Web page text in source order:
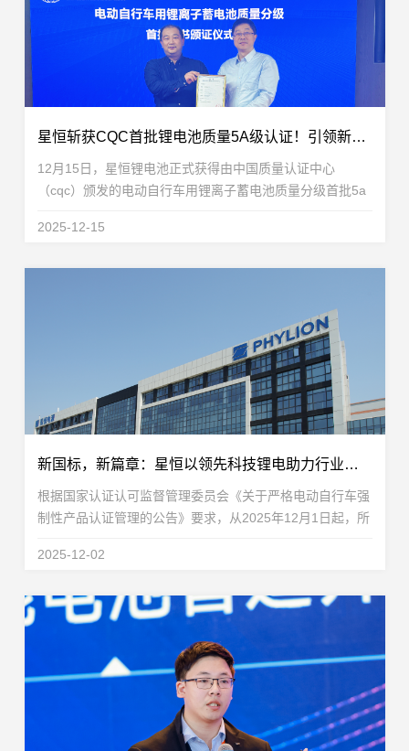
星恒斩获CQC首批锂电池质量5A级认证！引领新国标电动自行车锂电新标杆
12月15日，星恒锂电池正式获得由中国质量认证中心
（cqc）颁发的电动自行车用锂离子蓄电池质量分级首批5a
现，顺利通过包括跌落、热失控、外部短路、过充电、高低
2025-12-15
新国标，新篇章：星恒以领先科技锂电助力行业合规合需前行
根据国家认证认可监督管理委员会《关于严格电动自行车强
制性产品认证管理的公告》要求，从2025年12月1日起，所
2024的规定。在这场深刻的产业变革中，技术储备与...
2025-12-02